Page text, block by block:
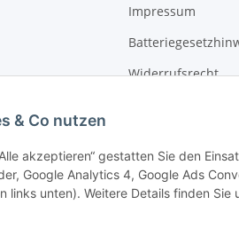
Impressum
Widerrufsrecht
zzgl.Versand
& Co nutzen
akzeptieren“ gestatten Sie den
Google Analytics 4, Google Ads
links unten). Weitere Details finden Sie